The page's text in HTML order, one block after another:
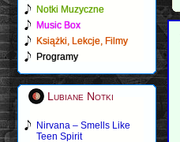
Notki Muzyczne
Music Box
Książki, Lekcje, Filmy
Programy
Lubiane Notki
Nirvana – Smells Like
Teen Spirit